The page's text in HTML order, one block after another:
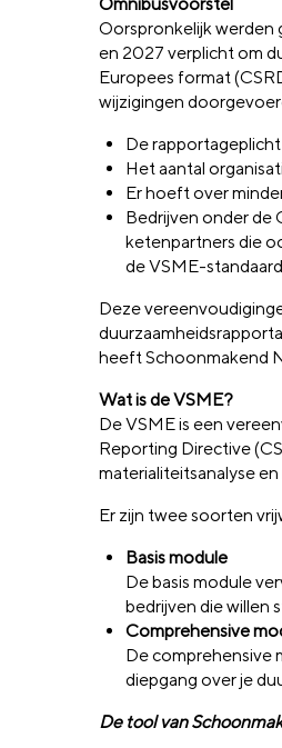
Omnibusvoorstel
Oorspronkelijk werden
en 2027 verplicht om
Europees format
wijzigingen
De
Het aantal
Er hoeft over
Bedrijven onder de
ketenpartners die
de VSME-
Deze
heeft Schoonmakend
Wat is de VSME?
De VSME is een
Reporting Directive
materialiteitsanalyse
Er zijn twee soorten
Basis module
De basis module
bedrijven die willen
Comprehensive
De comprehensive
diepgang over je
De tool van